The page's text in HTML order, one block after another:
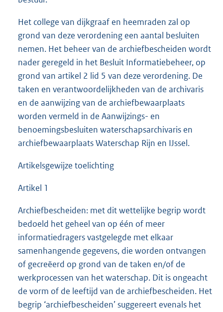
Het college van dijkgraaf en heemraden zal op
grond van deze verordening een aantal besluiten
nemen. Het beheer van de archiefbescheiden wordt
nader geregeld in het Besluit Informatiebeheer, op
grond van artikel 2 lid 5 van deze verordening. De
taken en verantwoordelijkheden van de archivaris
en de aanwijzing van de archiefbewaarplaats
worden vermeld in de Aanwijzings- en
benoemingsbesluiten waterschapsarchivaris en
archiefbewaarplaats Waterschap Rijn en IJssel.
Artikelsgewijze toelichting
Artikel 1
Archiefbescheiden: met dit wettelijke begrip wordt
bedoeld het geheel van op één of meer
informatiedragers vastgelegde met elkaar
samenhangende gegevens, die worden ontvangen
of gecreëerd op grond van de taken en/of de
werkprocessen van het waterschap. Dit is ongeacht
de vorm of de leeftijd van de archiefbescheiden. Het
begrip ‘archiefbescheiden’ suggereert evenals het